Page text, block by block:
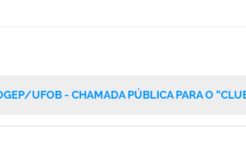
UFOB - CHAMADA PÚBLICA PARA O